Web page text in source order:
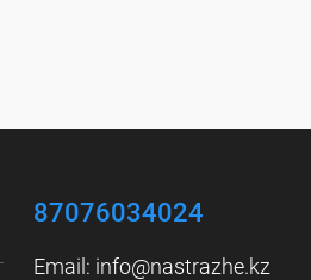
87076034024
Email: info@nastrazhe.kz